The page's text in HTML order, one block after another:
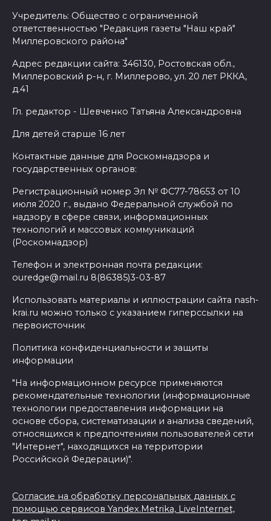
Учредитель: Общество с ограниченной
ответственностью "Редакция газеты "Наш край"
Миллеровского района"
Адрес редакции сайта: 346130, Ростовская обл.,
Миллеровский р-н, г. Миллерово, ул. 20 лет РККА,
д.41
Гл. редактор - Шевченко Татьяна Александровна
Для детей старше 16 лет
Контактные данные для Роскомнадзора и
государственных органов:
Регистрационный номер Эл № ФС77-78653 от 10
июля 2020 г., выдано Федеральной службой по
надзору в сфере связи, информационных
технологий и массовых коммуникаций
(Роскомнадзор)
Телефон и электронная почта редакции:
ouredge@mail.ru 8(86385)3-03-87
Использовать материалы и иллюстрации сайта nash-
krai.ru можно только с указанием гиперссылки на
первоисточник
Политика конфиденциальности и защиты
информации
"На информационном ресурсе применяются
рекомендательные технологии (информационные
технологии предоставления информации на
основе сбора, систематизации и анализа сведений,
относящихся к предпочтениям пользователей сети
"Интернет", находящихся на территории
Российской Федерации)".
Согласие на обработку персональных данных с
помощью сервисов Yandex.Metrika, LiveInternet,